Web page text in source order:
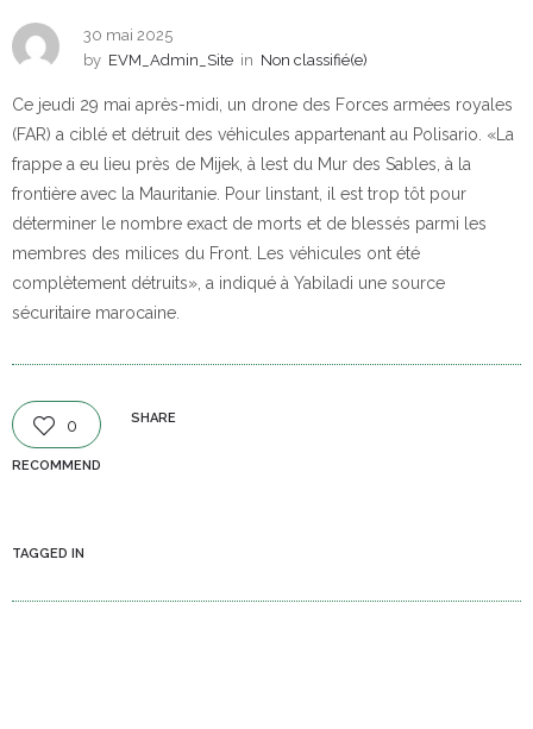
30 mai 2025
by EVM_Admin_Site in Non classifié(e)
Ce jeudi 29 mai après-midi, un drone des Forces armées royales
(FAR) a ciblé et détruit des véhicules appartenant au Polisario. «La
frappe a eu lieu près de Mijek, à lest du Mur des Sables, à la
frontière avec la Mauritanie. Pour linstant, il est trop tôt pour
déterminer le nombre exact de morts et de blessés parmi les
membres des milices du Front. Les véhicules ont été
complètement détruits», a indiqué à Yabiladi une source
sécuritaire marocaine.
0
RECOMMEND
SHARE
TAGGED IN